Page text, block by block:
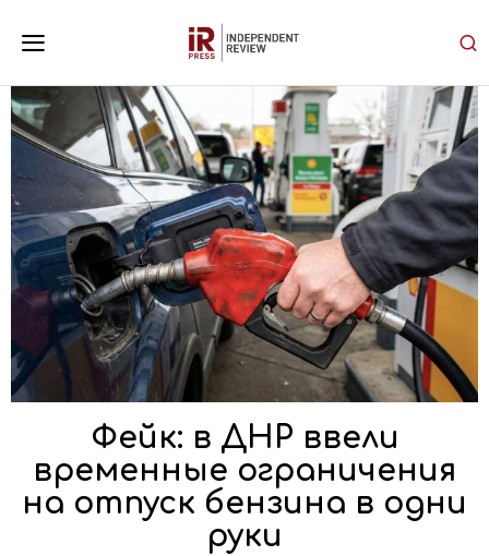
Фейк: в ДНР ввели
временные ограничения
на отпуск бензина в одни
руки